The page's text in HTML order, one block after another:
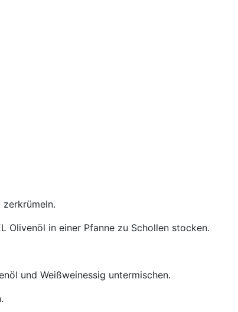
Olivenöl in einer Pfanne zu Schollen stocken.
und Weißweinessig untermischen.